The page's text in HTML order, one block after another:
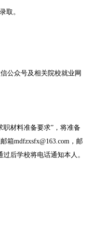
取。
公众号及相关院校就业网
职材料准备要求”，将准备
箱mdfzxsfx@163.com，邮
后学校将电话通知本人。